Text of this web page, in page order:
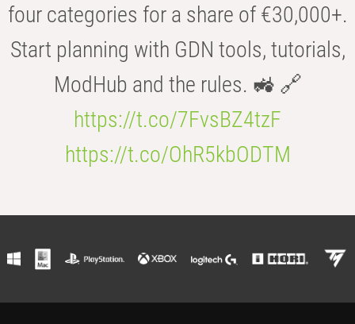
four categories for a share of €30,000+.
Start planning with GDN tools, tutorials,
ModHub and the rules. 🚜 🔗
https://t.co/7FvsBZ4tzF
https://t.co/OhR5kbODTM